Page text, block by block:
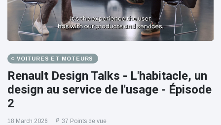
VOITURES ET MOTEURS
Renault Design Talks - L'habitacle, un
design au service de l'usage - Épisode
2
18 March 2026 37 Points de vue